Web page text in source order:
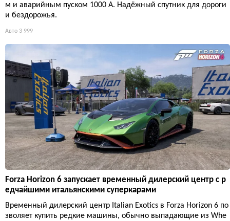
м и аварийным пуском 1000 А. Надёжный спутник для дороги
и бездорожья.
Авто 3 999
Forza Horizon 6 запускает временный дилерский центр с р
едчайшими итальянскими суперкарами
Временный дилерский центр Italian Exotics в Forza Horizon 6 по
зволяет купить редкие машины, обычно выпадающие из Whe